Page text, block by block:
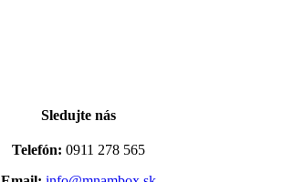
Sledujte nás
Telefón: 0911 278 565